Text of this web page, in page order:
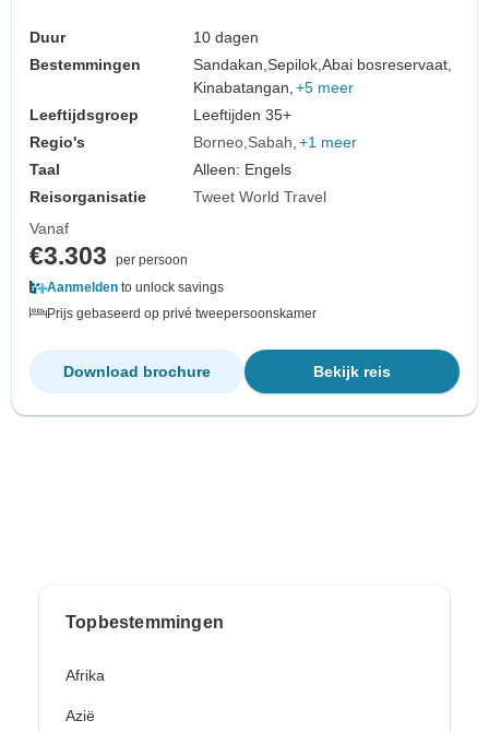
Duur
10 dagen
Bestemmingen
Sandakan,Sepilok,Abai bosreservaat,
Kinabatangan, +5 meer
Leeftijdsgroep
Leeftijden 35+
Regio's
Borneo Sabah +1 meer
Taal
Alleen: Engels
Reisorganisatie
Tweet World Travel
Vanaf
€3.303
per persoon
Aanmelden to unlock savings
Prijs gebaseerd op privé tweepersoonskamer
Bekijk reis
Download brochure
Topbestemmingen
Afrika
Azië